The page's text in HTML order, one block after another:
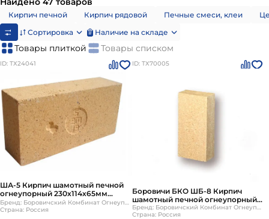
Кирпич печной Кирпич рядовой Печные смеси, клеи
Сортировка
Наличие на складе
Товары плиткой Товары списком
ID: ТХ24041
ША-5 Кирпич шамотный печной
огнеупорный 230х114х65мм
Боровичи
Бренд: Боровичский Комбинат Огнеупоров
Страна: Россия
ID: ТХ70005
Боровичи БКО ШБ-8 Кирпич
шамотный печной огнеупорный
черный 250х124х65мм 270шт/пд Бренд: Боровичский Комбинат Огнеупоров
Страна: Россия